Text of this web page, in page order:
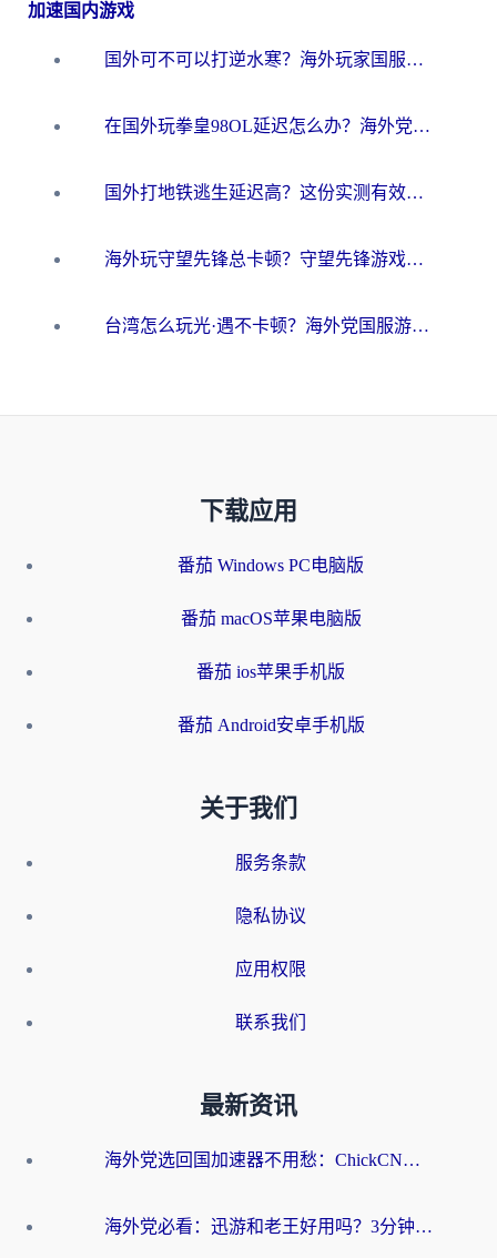
加速国内游戏
国外可不可以打逆水寒？海外玩家国服畅玩终极指南（附漫威荒野乱斗加速方案）
在国外玩拳皇98OL延迟怎么办？海外党亲测有效的低延迟指南
国外打地铁逃生延迟高？这份实测有效的低延迟指南帮你吃鸡
海外玩守望先锋总卡顿？守望先锋游戏加速器在哪里买&避坑指南（附欧洲非洲游戏实测）
台湾怎么玩光·遇不卡顿？海外党国服游戏加速终极攻略（附实测体验）
下载应用
番茄 Windows PC电脑版
番茄 macOS苹果电脑版
番茄 ios苹果手机版
番茄 Android安卓手机版
关于我们
服务条款
隐私协议
应用权限
联系我们
最新资讯
海外党选回国加速器不用愁：ChickCN和洞见哪个好？一篇搞定所有疑问
海外党必看：迅游和老王好用吗？3分钟选对加速国内网络的加速器